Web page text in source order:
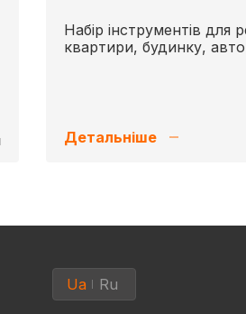
Набір інструментів для
квартири, будинку, авто
Детальніше
Ua Ru